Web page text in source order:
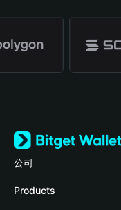
公司
關於 Bitget Wallet
Products